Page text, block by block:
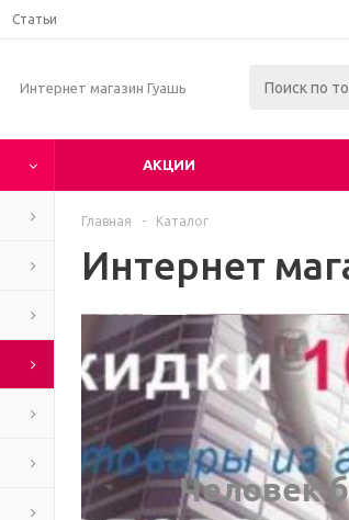
Статьи
Интернет магазин Гуашь
АКЦИИ
Главная - Каталог
Интернет
Человек